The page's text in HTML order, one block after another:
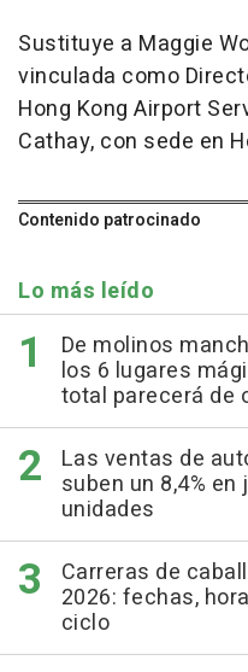
Sustituye a Maggie
vinculada como
Hong Kong Airport
Cathay, con sede en
Contenido patrocinado
Lo más leído
De molinos
los 6 lugares
total parecerá de
Las ventas de
suben un 8,4%
unidades
Carreras de
2026: fechas,
ciclo